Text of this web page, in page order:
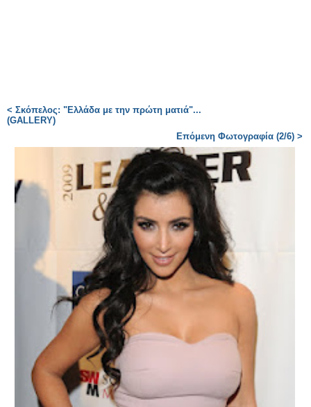
< Σκόπελος: "Ελλάδα με την πρώτη ματιά"...
(GALLERY)
Επόμενη Φωτογραφία (2/6) >